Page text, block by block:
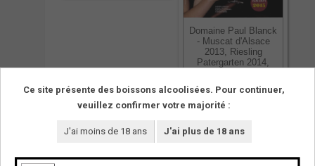
Domaine Paul Blanck
- Muscat d'Alsace
2013, Riesling
Patergarten 2014,
Ce site présente des boissons alcoolisées. Pour continuer,
veuillez confirmer votre majorité :
J'ai moins de 18 ans J'ai plus de 18 ans